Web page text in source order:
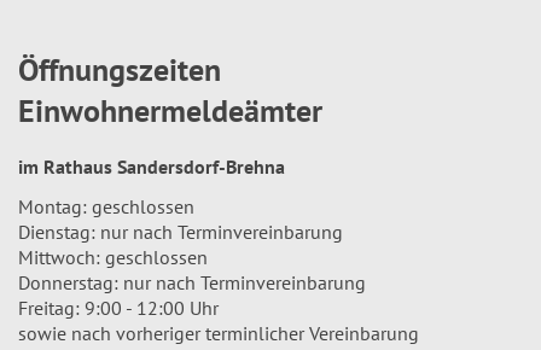
Öffnungszeiten
Einwohnermeldeämter
im Rathaus Sandersdorf-Brehna
Montag: geschlossen
Dienstag: nur nach Terminvereinbarung
Mittwoch: geschlossen
Donnerstag: nur nach Terminvereinbarung
Freitag: 9:00 - 12:00 Uhr
sowie nach vorheriger terminlicher Vereinbarung